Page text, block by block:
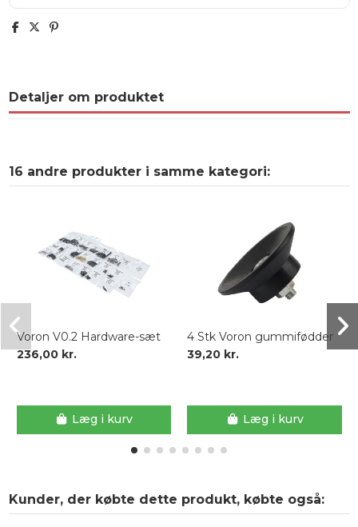
Detaljer om produktet
16 andre produkter i samme kategori:
Voron V0.2 Hardware-sæt
236,00 kr.
Læg i kurv
4 Stk Voron gummifødder
39,20 kr.
Læg i kurv
Kunder, der købte dette produkt, købte også: